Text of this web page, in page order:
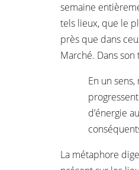
semaine
tels lieux, que le
près que dans
Marché. Dans
En un
d’énergie
La métaphore